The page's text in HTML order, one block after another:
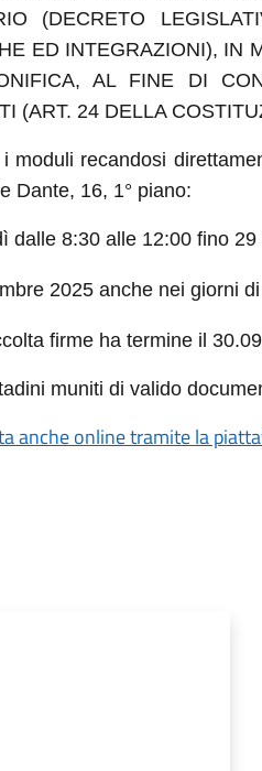
(DECRETO
ED INTEGRAZIONI), IN
AL FINE DI
(ART. 24 DELLA
moduli recandosi
Dante, 16, 1° piano:
dalle 8:30 alle 12:00 fino 29
2025 anche nei giorni
firme ha termine il
muniti di valido
anche online tramite la